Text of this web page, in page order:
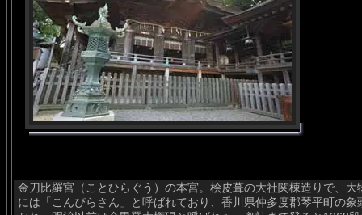
金刀比羅宮（ことひらぐう）の本宮。桧皮葺の大社関棟造りで、
には「こんぴらさん」と呼ばれており、香川県仲多度郡琴平町の